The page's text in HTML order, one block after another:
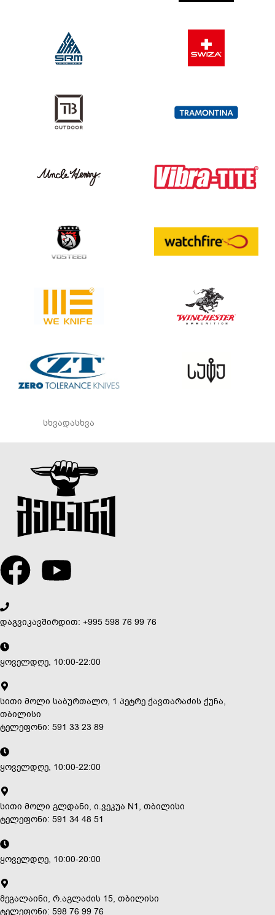
სხვადასხვა
დაგვიკავშირდით: +995 598 76 99 76
ყოველდღე, 10:00-22:00
სითი მოლი საბურთალო, 1 პეტრე ქავთარაძის ქუჩა,
თბილისი
ტელეფონი: 591 33 23 89
ყოველდღე, 10:00-22:00
სითი მოლი გლდანი, ი.ვეკუა N1, თბილისი
ტელეფონი: 591 34 48 51
ყოველდღე, 10:00-20:00
მეგალაინი, რ.აგლაძის 15, თბილისი
ტელეფონი: 598 76 99 76